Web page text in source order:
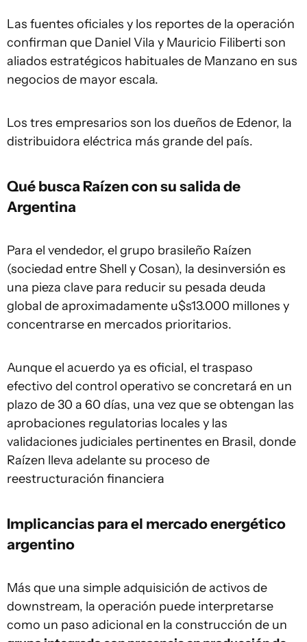
Las fuentes oficiales y los reportes de la operación
confirman que Daniel Vila y Mauricio Filiberti son
aliados estratégicos habituales de Manzano en sus
negocios de mayor escala.
Los tres empresarios son los dueños de Edenor, la
distribuidora eléctrica más grande del país.
Qué busca Raízen con su salida de
Argentina
Para el vendedor, el grupo brasileño Raízen
(sociedad entre Shell y Cosan), la desinversión es
una pieza clave para reducir su pesada deuda
global de aproximadamente u$s13.000 millones y
concentrarse en mercados prioritarios.
Aunque el acuerdo ya es oficial, el traspaso
efectivo del control operativo se concretará en un
plazo de 30 a 60 días, una vez que se obtengan las
aprobaciones regulatorias locales y las
validaciones judiciales pertinentes en Brasil, donde
Raízen lleva adelante su proceso de
reestructuración financiera
Implicancias para el mercado energético
argentino
Más que una simple adquisición de activos de
downstream, la operación puede interpretarse
como un paso adicional en la construcción de un